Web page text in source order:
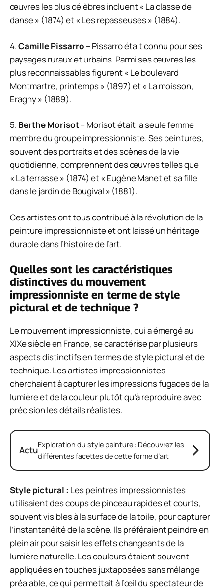
œuvres les plus célèbres incluent « La classe de
danse » (1874) et « Les repasseuses » (1884).
4.Camille Pissarro – Pissarro était connu pour ses
paysages ruraux et urbains. Parmi ses œuvres les
plus reconnaissables figurent « Le boulevard
Montmartre, printemps » (1897) et « La moisson,
Eragny » (1889).
5. Berthe Morisot– Morisot était la seule femme
membre du groupe impressionniste. Ses peintures,
souvent des portraits et des scènes de la vie
quotidienne, comprennent des œuvres telles que
« La terrasse » (1874) et « Eugène Manet et sa fille
dans le jardin de Bougival » (1881).
Ces artistes ont tous contribué à la révolution de la
peinture impressionniste et ont laissé un héritage
durable dans l’histoire de l’art.
Quelles sont les caractéristiques
distinctives du mouvement
impressionniste en terme de style
pictural et de technique ?
Le mouvement impressionniste, qui a émergé au
XIXe siècle en France, se caractérise par plusieurs
aspects distinctifs en termes de style pictural et de
technique. Les artistes impressionnistes
cherchaient à capturer les impressions fugaces de la
lumière et de la couleur plutôt qu’à reproduire avec
précision les détails réalistes.
ActuExploration du style peinture : Découvrez les
différentes facettes de cette forme d’art
Style pictural : Les peintres impressionnistes
utilisaient des coups de pinceau rapides et courts,
souvent visibles à la surface de la toile, pour capturer
l’instantanéité de la scène. Ils préféraient peindre en
plein air pour saisir les effets changeants de la
lumière naturelle. Les couleurs étaient souvent
appliquées en touches juxtaposées sans mélange
préalable, ce qui permettait à l’œil du spectateur de